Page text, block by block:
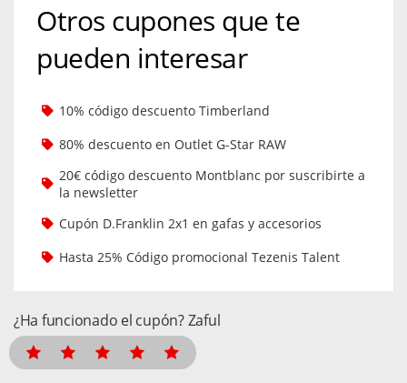
Otros cupones que te
pueden interesar
10% código descuento Timberland
80% descuento en Outlet G-Star RAW
20€ código descuento Montblanc por suscribirte a
la newsletter
Cupón D.Franklin 2x1 en gafas y accesorios
Hasta 25% Código promocional Tezenis Talent
¿Ha funcionado el cupón? Zaful